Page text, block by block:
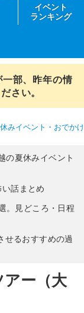
イベント
ランキング
部、昨年の情
さい。
みイベント・おでか
の夏休みイベント
話まとめ
。見どころ・日程
せるおすすめの過
ー（大